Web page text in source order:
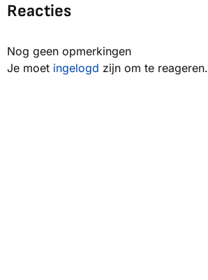
Reacties
Nog geen opmerkingen
Je moet ingelogd zijn om te reageren.